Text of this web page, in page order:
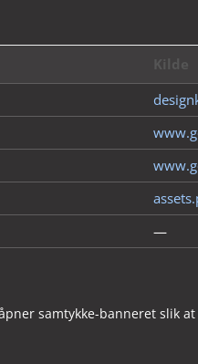
Kilde
—
samtykke-banneret slik